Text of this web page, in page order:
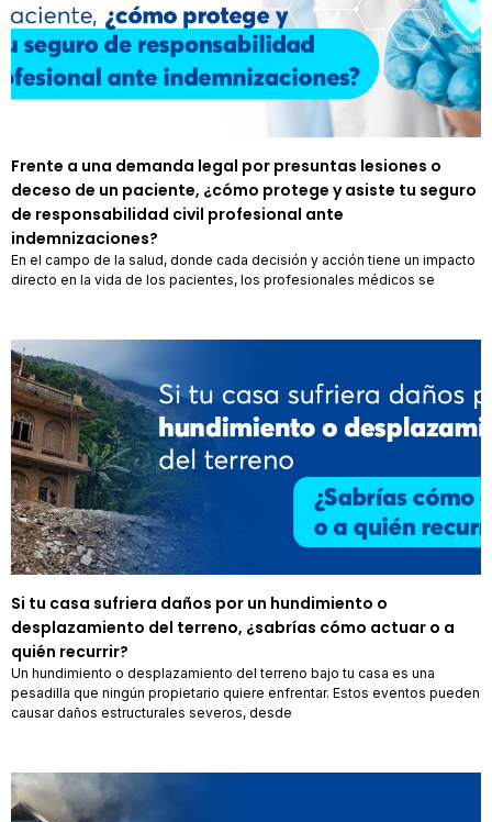
Frente a una demanda legal por presuntas lesiones o
deceso de un paciente, ¿cómo protege y asiste tu seguro
de responsabilidad civil profesional ante
indemnizaciones?
En el campo de la salud, donde cada decisión y acción tiene un impacto
directo en la vida de los pacientes, los profesionales médicos se
Si tu casa sufriera daños por un hundimiento o
desplazamiento del terreno, ¿sabrías cómo actuar o a
quién recurrir?
Un hundimiento o desplazamiento del terreno bajo tu casa es una
pesadilla que ningún propietario quiere enfrentar. Estos eventos pueden
causar daños estructurales severos, desde